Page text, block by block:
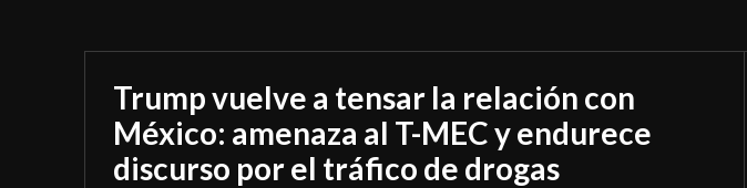
Trump vuelve a tensar la relación con
México: amenaza al T-MEC y endurece
discurso por el tráfico de drogas